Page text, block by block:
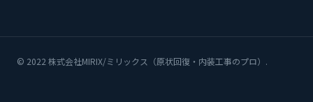
© 2022 株式会社MIRIX/ミリックス（原状回復・内装工事のプロ）.